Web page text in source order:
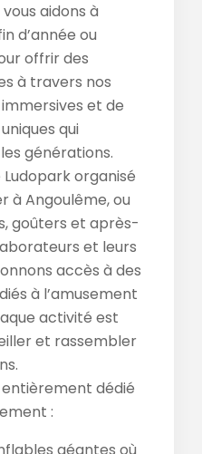
aidons à
d’année ou
offrir des
à travers nos
et de
qui
générations.
organisé
à Angoulême, ou
goûters et après-
et leurs
accès à des
à l’amusement
activité est
et rassembler
dédié
: